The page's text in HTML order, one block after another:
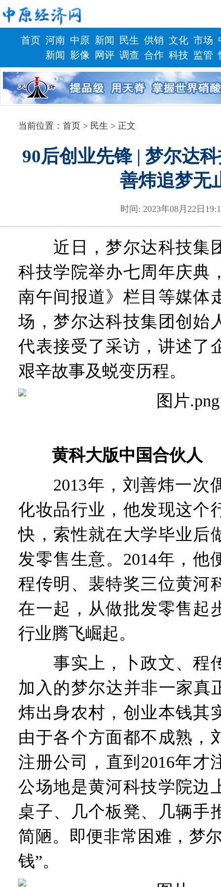
首页 河南
新闻
中原
影像
新闻
网评
民生
调查
供销
合作
文化
科技
市场
监管
财政 健康
当前位置：首页 > 民生 > 正文
90后创业先锋 | 梦尔达
善炜追梦无
时间: 2023年08月22
近日，梦尔达科技集
科技学院举办七周年庆典
南午间报道》栏目等媒体
场，梦尔达科技集团创始
代表接受了采访，讲述了
艰辛故事及蜕变历程。
黄科大版中国合伙人
2013年，刘善炜一次
化妆品行业，他发现这个
快，索性就在大学毕业后
发零售生意。2014年，他
程传明、裴特奖三位黄河
在一起，从做批发零售起
行业腾飞崛起。
事实上，卜政文、程
加入的梦尔达并非一家真
炜出身农村，创业本钱其
由于各个方面都不成熟，
注册公司，直到2016年才
公场地是黄河科技学院边
桌子、几个板凳、几辆手
简陋。即便非常困难，梦
钱”。